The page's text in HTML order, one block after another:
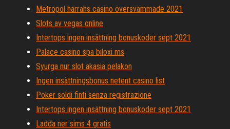
Metropol harrahs casino översvämmade 2021
Slots av vegas online
Intertops ingen insättning bonuskoder sept 2021
Palace casino spa biloxi ms
Syurga nur slot akasia pelakon
Ingen insättningsbonus netent casino list
Poker soldi finti senza registrazione
Intertops ingen insättning bonuskoder sept 2021
Ladda ner sims 4 gratis